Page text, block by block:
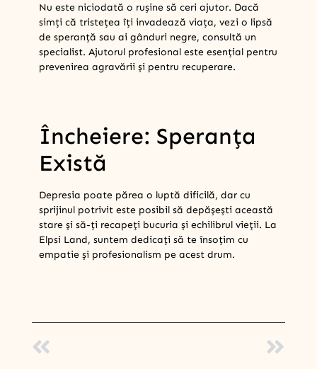
Nu este niciodată o rușine să ceri ajutor. Dacă
simți că tristețea îți invadează viața, vezi o lipsă
de speranță sau ai gânduri negre, consultă un
specialist. Ajutorul profesional este esențial pentru
prevenirea agravării și pentru recuperare.
Încheiere: Speranța
Există
Depresia poate părea o luptă dificilă, dar cu
sprijinul potrivit este posibil să depășești această
stare și să-ți recapeți bucuria și echilibrul vieții. La
Elpsi Land, suntem dedicați să te însoțim cu
empatie și profesionalism pe acest drum.